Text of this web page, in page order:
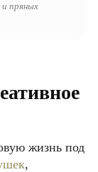
и пряных
жизнь под
,